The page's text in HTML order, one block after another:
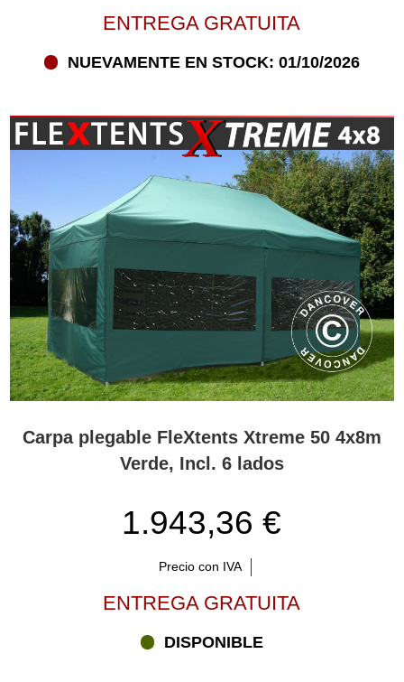
ENTREGA GRATUITA
NUEVAMENTE EN STOCK: 01/10/2026
Carpa plegable FleXtents Xtreme 50 4x8m
Verde, Incl. 6 lados
1.943,36 €
Precio con IVA
ENTREGA GRATUITA
DISPONIBLE